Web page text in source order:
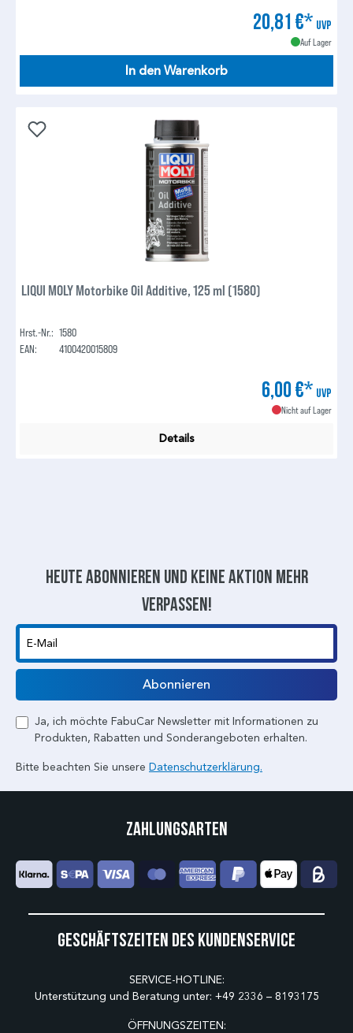
20,81 €* UVP
Auf Lager
In den Warenkorb
LIQUI MOLY Motorbike Oil Additive, 125 ml (1580)
Hrst.-Nr.: 1580
EAN:
4100420015809
6,00 €* UVP
Nicht auf Lager
Details
Heute abonnieren und keine aktion mehr
verpassen!
E-Mail
Abonnieren
Ja, ich möchte FabuCar Newsletter mit Informationen zu
Produkten, Rabatten und Sonderangeboten erhalten.
Bitte beachten Sie unsere Datenschutzerklärung.
Geschäftszeiten des Kundenservice
SERVICE-HOTLINE:
Unterstützung und Beratung unter: +49 2336 – 8193175
ÖFFNUNGSZEITEN:
Zahlungsarten